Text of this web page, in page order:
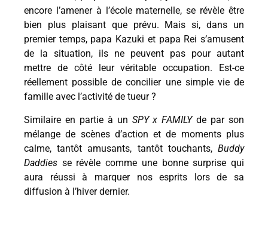
encore l’amener à l’école maternelle, se révèle être
bien plus plaisant que prévu. Mais si, dans un
premier temps, papa Kazuki et papa Rei s’amusent
de la situation, ils ne peuvent pas pour autant
mettre de côté leur véritable occupation. Est-ce
réellement possible de concilier une simple vie de
famille avec l’activité de tueur ?
Similaire en partie à un SPY x FAMILYde par son
mélange de scènes d’action et de moments plus
calme, tantôt amusants, tantôt touchants, Buddy
Daddies se révèle comme une bonne surprise qui
aura réussi à marquer nos esprits lors de sa
diffusion à l’hiver dernier.